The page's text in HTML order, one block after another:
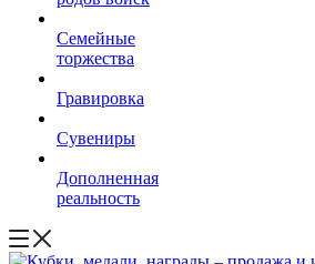
Семейные
торжества
Гравировка
Сувениры
Дополненная
реальность